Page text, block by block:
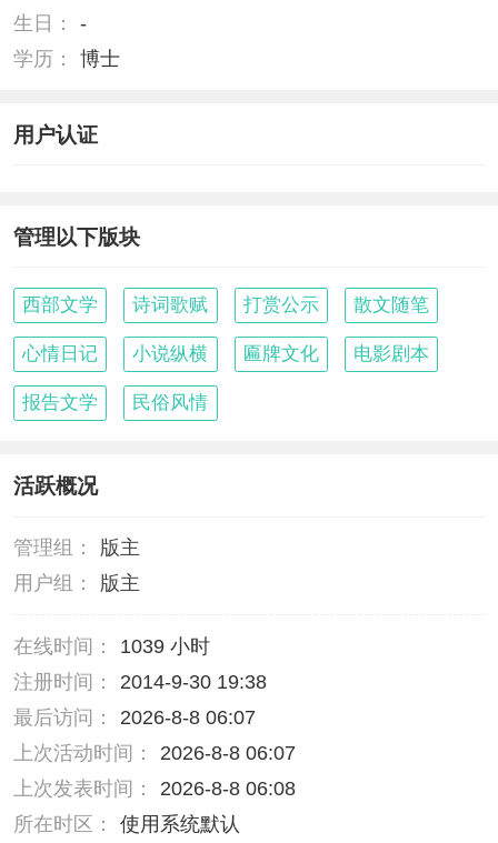
生日：
-
学历：
博士
用户认证
管理以下版块
西部文学 诗词歌赋 打赏公示 散文随笔
心情日记 小说纵横 匾牌文化 电影剧本
报告文学 民俗风情
活跃概况
管理组：
版主
用户组：
版主
在线时间：
1039 小时
注册时间：
2014-9-30 19:38
最后访问：
2026-8-8 06:07
上次活动时间：
2026-8-8 06:07
上次发表时间：
2026-8-8 06:08
所在时区：
使用系统默认